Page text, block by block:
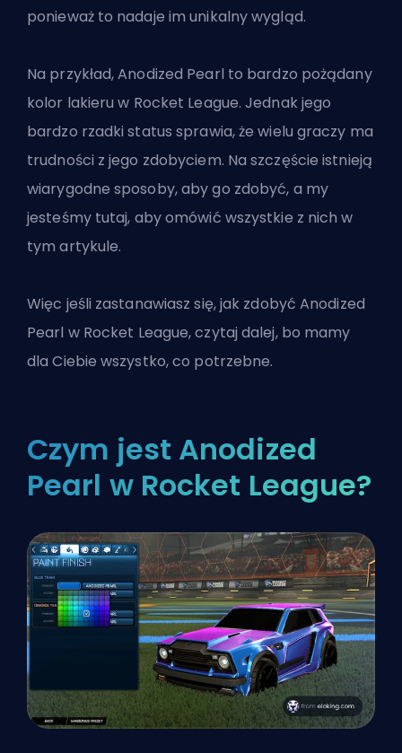
ponieważ to nadaje im unikalny wygląd.
Na przykład, Anodized Pearl to bardzo pożądany
kolor lakieru w Rocket League. Jednak jego
bardzo rzadki status sprawia, że wielu graczy ma
trudności z jego zdobyciem. Na szczęście istnieją
wiarygodne sposoby, aby go zdobyć, a my
jesteśmy tutaj, aby omówić wszystkie z nich w
tym artykule.
Więc jeśli zastanawiasz się, jak zdobyć Anodized
Pearl w Rocket League, czytaj dalej, bo mamy
dla Ciebie wszystko, co potrzebne.
Czym jest Anodized
Pearl w Rocket League?